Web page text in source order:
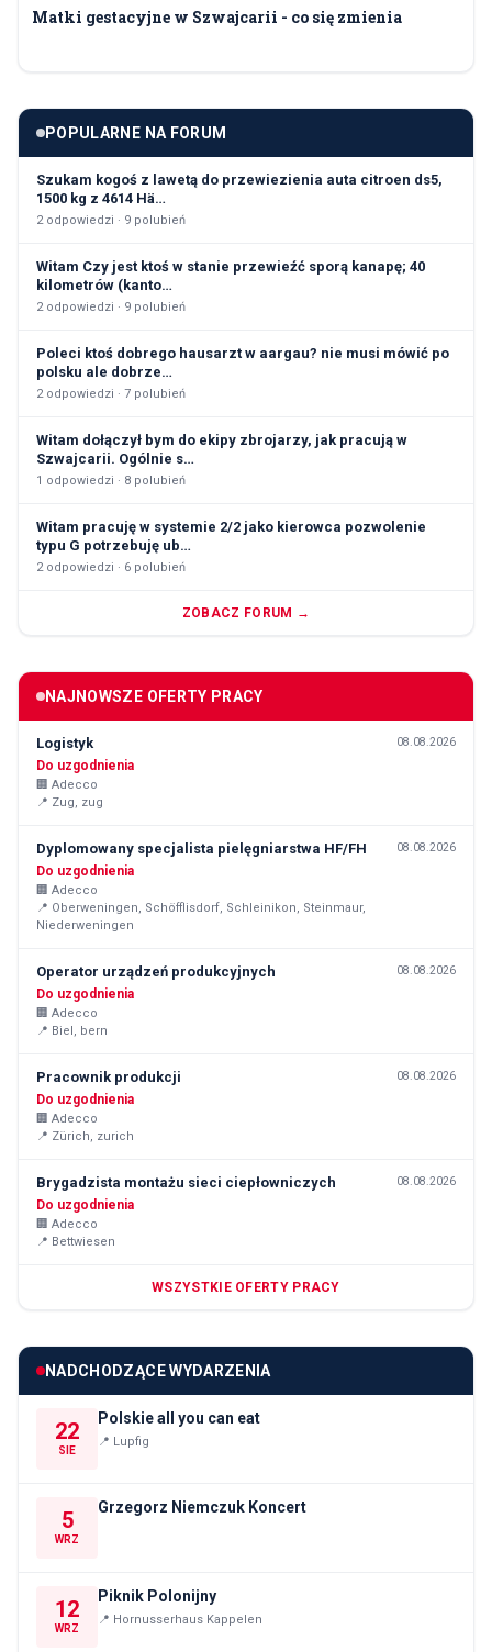
Matki gestacyjne w Szwajcarii - co się zmienia
POPULARNE NA FORUM
Szukam kogoś z lawetą do przewiezienia auta citroen ds5,
1500 kg z 4614 Hä…
2odpowiedzi · 9 polubień
Witam Czy jest ktoś w stanie przewieźć sporą kanapę; 40
kilometrów (kanto…
2odpowiedzi · 9 polubień
Poleci ktoś dobrego hausarzt w aargau? nie musi mówić po
polsku ale dobrze…
2odpowiedzi · 7 polubień
Witam dołączył bym do ekipy zbrojarzy, jak pracują w
Szwajcarii. Ogólnie s…
1 odpowiedzi · 8 polubień
Witam pracuję w systemie 2/2 jako kierowca pozwolenie
typu G potrzebuję ub…
2odpowiedzi · 6 polubień
ZOBACZ FORUM →
NAJNOWSZE OFERTY PRACY
Logistyk 08.08.2026
Do uzgodnienia
🏢 Adecco
📍 Zug, zug
Dyplomowany specjalista pielęgniarstwa HF/FH 08.08.2026
Do uzgodnienia
🏢 Adecco
📍 Oberweningen, Schöfflisdorf, Schleinikon, Steinmaur,
Niederweningen
Operator urządzeń produkcyjnych 08.08.2026
Do uzgodnienia
🏢 Adecco
📍 Biel, bern
Pracownik produkcji 08.08.2026
Do uzgodnienia
🏢 Adecco
📍 Zürich, zurich
Brygadzista montażu sieci ciepłowniczych 08.08.2026
Do uzgodnienia
🏢 Adecco
📍 Bettwiesen
WSZYSTKIE OFERTY PRACY
NADCHODZĄCE WYDARZENIA
22
SIE
Polskie all you can eat
📍 Lupfig
5
WRZ
Grzegorz Niemczuk Koncert
12
WRZ
Piknik Polonijny
📍 Hornusserhaus Kappelen